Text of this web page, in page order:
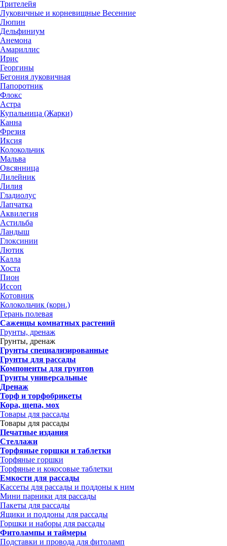
Трителейя
Луковичные и корневищные Весенние
Люпин
Дельфиниум
Анемона
Амариллис
Ирис
Георгины
Бегония луковичная
Папоротник
Флокс
Астра
Купальница (Жарки)
Канна
Фрезия
Иксия
Колокольчик
Мальва
Овсянница
Лилейник
Лилия
Гладиолус
Лапчатка
Аквилегия
Астильба
Ландыш
Глоксинии
Лютик
Калла
Хоста
Пион
Иссоп
Котовник
Колокольчик (корн.)
Герань полевая
Саженцы комнатных растений
Грунты, дренаж
Грунты, дренаж
Грунты специализированные
Грунты для рассады
Компоненты для грунтов
Грунты универсальные
Дренаж
Торф и торфобрикеты
Кора, щепа, мох
Товары для рассады
Товары для рассады
Печатные издания
Стеллажи
Торфяные горшки и таблетки
Торфяные горшки
Торфяные и кокосовые таблетки
Емкости для рассады
Кассеты для рассады и поддоны к ним
Мини парники для рассады
Пакеты для рассады
Ящики и поддоны для рассады
Горшки и наборы для рассады
Фитолампы и таймеры
Подставки и провода для фитоламп